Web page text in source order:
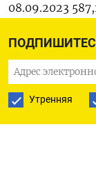
Утренняя
08.09.2023
01.09.2023
593,238
24.08.2023
603,116